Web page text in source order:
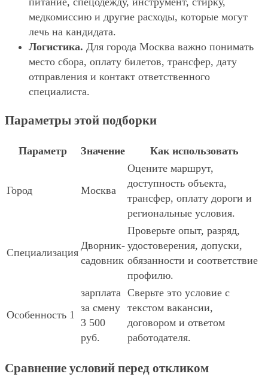
медкомиссию и другие расходы, которые могут
лечь на кандидата.
Логистика. Для города Москва важно понимать
место сбора, оплату билетов, трансфер, дату
отправления и контакт ответственного
специалиста.
Параметры этой подборки
Параметр Значение Как использовать
Город Москва
Оцените маршрут,
доступность объекта,
трансфер, оплату дороги и
региональные условия.
Специализация
Дворник-
садовник
Проверьте опыт, разряд,
удостоверения, допуски,
обязанности и соответствие
профилю.
Особенность 1
зарплата
за смену
3 500
руб.
Сверьте это условие с
текстом вакансии,
договором и ответом
работодателя.
Сравнение условий перед откликом